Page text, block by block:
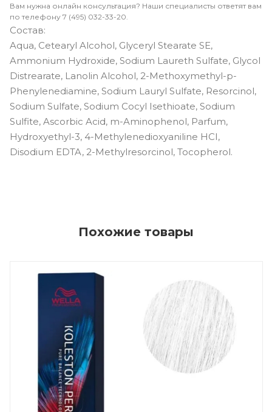
Вам нужна онлайн консультация? Наши специалисты ответят вам
по телефону 7 (495) 032-33-20.
Состав:
Aqua, Cetearyl Alcohol, Glyceryl Stearate SE,
Ammonium Hydroxide, Sodium Laureth Sulfate, Glycol
Distrearate, Lanolin Alcohol, 2-Methoxymethyl-p-
Phenylenediamine, Sodium Lauryl Sulfate, Resorcinol,
Sodium Sulfate, Sodium Cocyl Isethioate, Sodium
Sulfite, Ascorbic Acid, m-Aminophenol, Parfum,
Hydroxyethyl-3, 4-Methylenedioxyaniline HCI,
Disodium EDTA, 2-Methylresorcinol, Tocopherol.
Похожие товары